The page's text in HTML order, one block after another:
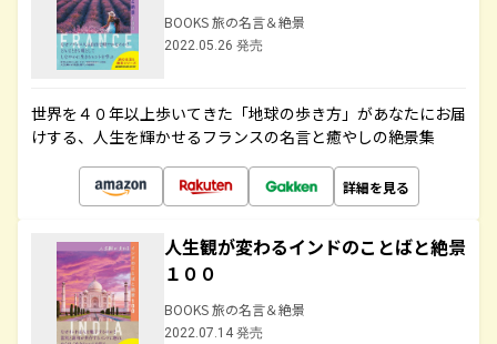
BOOKS 旅の名言＆絶景
2022.05.26 発売
世界を４０年以上歩いてきた「地球の歩き方」があなたにお届
けする、人生を輝かせるフランスの名言と癒やしの絶景集
詳細を見る
人生観が変わるインドのことばと絶景
１００
BOOKS 旅の名言＆絶景
2022.07.14 発売